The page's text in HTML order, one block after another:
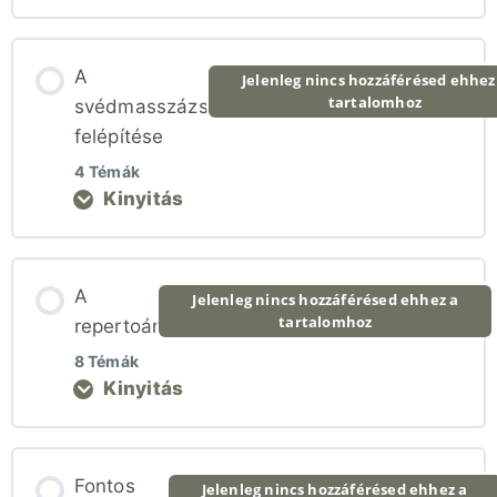
A
svédmasszázs
felépítése
4 Témák
Jelenleg nincs hozzáférésed
tartalomhoz
Kinyitás
0% BEFEJEZVE
1. Ráhangolódás és bemelegítés
2. A kezelés fő része
A
repertoár
8 Témák
Jelenleg nincs hozzáférésed ehhez a
tartalomhoz
Kinyitás
Fontos
Jelenleg nincs hozzáférésed ehhez a